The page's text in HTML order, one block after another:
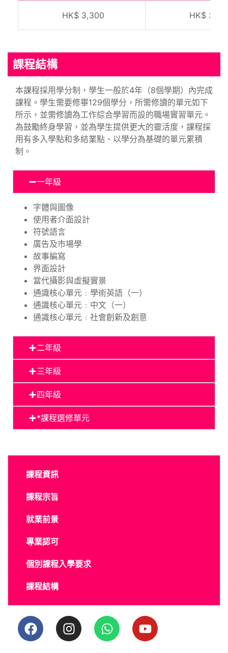
HK$ 3,300 HK$
課程結構
本課程採用學分制，學生一般於4年（8個學期）內完成
課程。學生需要修畢129個學分，所需修讀的單元如下
所示，並需修讀為工作綜合學習而設的職場實習單元。
為鼓勵終身學習，並為學生提供更大的靈活度，課程採
用有多入學點和多結業點、以學分為基礎的單元累積
制。
一年級
字體與圖像
使用者介面設計
符號語言
廣告及市場學
故事編寫
界面設計
當代攝影與虛擬實景
通識核心單元﹕學術英語（一）
通識核心單元﹕中文（一）
通識核心單元﹕社會創新及創意
二年級
三年級
四年級
*課程選修單元
課程資訊
課程宗旨
就業前景
專業認可
個別課程入學要求
課程結構